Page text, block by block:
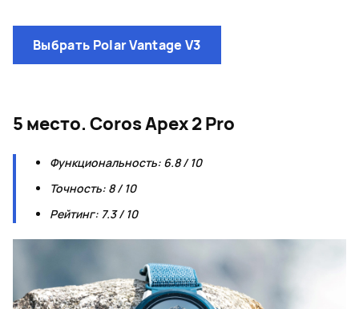
Выбрать Polar Vantage V3
5 место. Coros Apex 2 Pro
Функциональность: 6.8 / 10
Точность: 8 / 10
Рейтинг: 7.3 / 10